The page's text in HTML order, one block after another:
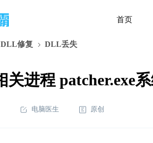
首页
DLL修复 DLL丢失
关进程 patcher.exe
电脑医生 原创